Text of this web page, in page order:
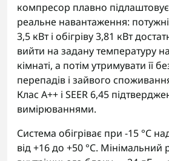
компресор плавно підлаштовує
реальне навантаження:
3,5 кВт і обігріву 3,81 кВт
вийти на задану температуру
кімнаті, а потім утримувати її
перепадів і зайвого
Клас A++ і SEER 6,45
вимірюваннями.
Система обігріває при -15 °C
від +16 до +50 °C. Мінімальний